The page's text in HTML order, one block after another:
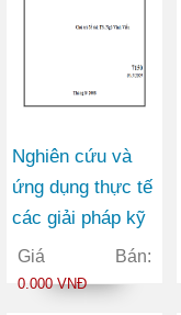
Nghiên cứu và
ứng dụng thực tế
các giải pháp kỹ
thuật canh tác và
quản lý tổng hợp
Giá Bán:
0.000 VNĐ